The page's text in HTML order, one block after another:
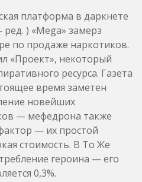
платформа в даркнете
) «Mega» замерз
по продаже наркотиков.
«Проект», некоторый
ресурса. Газета
время заметен
новейших
— мефедрона также
— их простой
стоимость. В То Же
героина — его
0,3%.